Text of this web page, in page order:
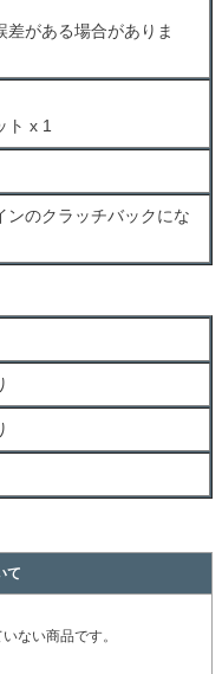
がある場合がありま
ト x 1
ンのクラッチバックにな
て
ない商品です。